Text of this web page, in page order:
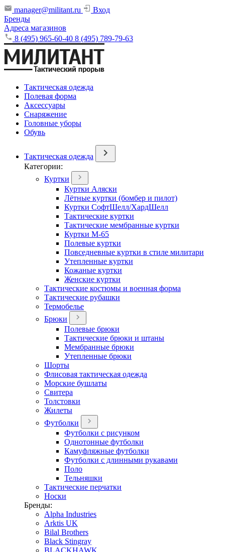
manager@militant.ru
Вход
Бренды
Адреса магазинов
8 (495) 965-60-40 8 (495) 789-79-63
Тактическая одежда
Полевая форма
Аксессуары
Снаряжение
Головные уборы
Обувь
Тактическая одежда
Категории:
Куртки
Куртки Аляски
Лётные куртки (бомбер и пилот)
Куртки СофтШелл/ХардШелл
Тактические куртки
Тактические мембранные куртки
Куртки М-65
Полевые куртки
Повседневные куртки в стиле милитари
Утепленные куртки
Кожаные куртки
Женские куртки
Тактические костюмы и военная форма
Тактические рубашки
Термобелье
Брюки
Полевые брюки
Тактические брюки и штаны
Мембранные брюки
Утепленные брюки
Шорты
Флисовая тактическая одежда
Морские бушлаты
Свитера
Толстовки
Жилеты
Футболки
Футболки с рисунком
Однотонные футболки
Камуфляжные футболки
Футболки с длинными рукавами
Поло
Тельняшки
Тактические перчатки
Носки
Бренды:
Alpha Industries
Arktis UK
Bilal Brothers
Black Stingray
BLACKHAWK